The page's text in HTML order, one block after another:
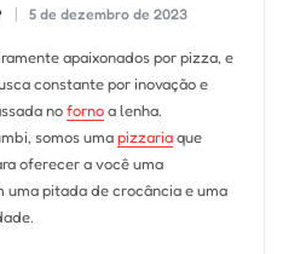
5 de dezembro de 2023
apaixonados por pizza, e
constante por inovação e
nofornoa lenha.
somos umapizzariaque
oferecer a você uma
uma pitada de crocância e uma